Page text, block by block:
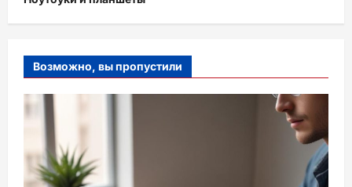
Возможно, вы пропустили